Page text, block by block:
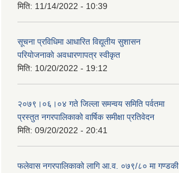
मिति: 11/14/2022 - 10:39
सूचना प्रविधिमा आधारित विद्यूतीय सुशासन
परियाेजनाकाे अवधारणापत्र स्वीकृत
मिति: 10/20/2022 - 19:12
२०७९।०६।०४ गते जिल्ला समन्वय समिति पर्वतमा
प्रस्तुत नगरपालिकाको वार्षिक समीक्षा प्रतिवेदन
मिति: 09/20/2022 - 20:41
फलेवास नगरपालिकाको लागि आ.व. ०७९/८० मा गण्डकी